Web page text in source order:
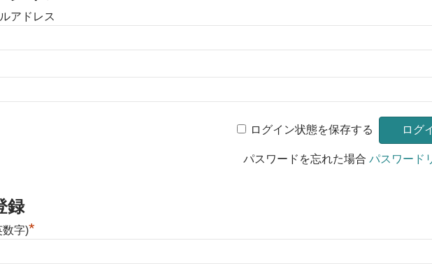
アドレス
ログイン状態を保存する
パスワードを忘れた場合 パスワード
録
数字)*